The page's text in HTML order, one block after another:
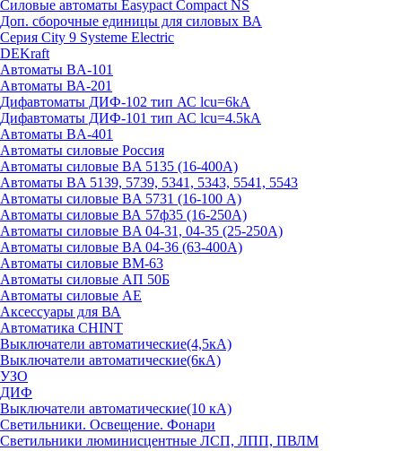
Силовые автоматы Easypact Compact NS
Доп. сборочные единицы для силовых ВА
Серия City 9 Systeme Electric
DEKraft
Автоматы BA-101
Автоматы ВА-201
Дифавтоматы ДИФ-102 тип АС lcu=6kA
Дифавтоматы ДИФ-101 тип АС lcu=4.5kA
Автоматы BA-401
Автоматы силовые Россия
Автоматы силовые BA 5135 (16-400А)
Автоматы BA 5139, 5739, 5341, 5343, 5541, 5543
Автоматы силовые BA 5731 (16-100 А)
Автоматы силовые ВА 57ф35 (16-250А)
Автоматы силовые BA 04-31, 04-35 (25-250А)
Автоматы силовые BA 04-36 (63-400А)
Автоматы силовые ВМ-63
Автоматы силовые АП 50Б
Автоматы силовые АЕ
Аксессуары для ВА
Автоматика CHINT
Выключатели автоматические(4,5кА)
Выключатели автоматические(6кА)
УЗО
ДИФ
Выключатели автоматические(10 кА)
Светильники. Освещение. Фонари
Светильники люминисцентные ЛСП, ЛПП, ПВЛМ